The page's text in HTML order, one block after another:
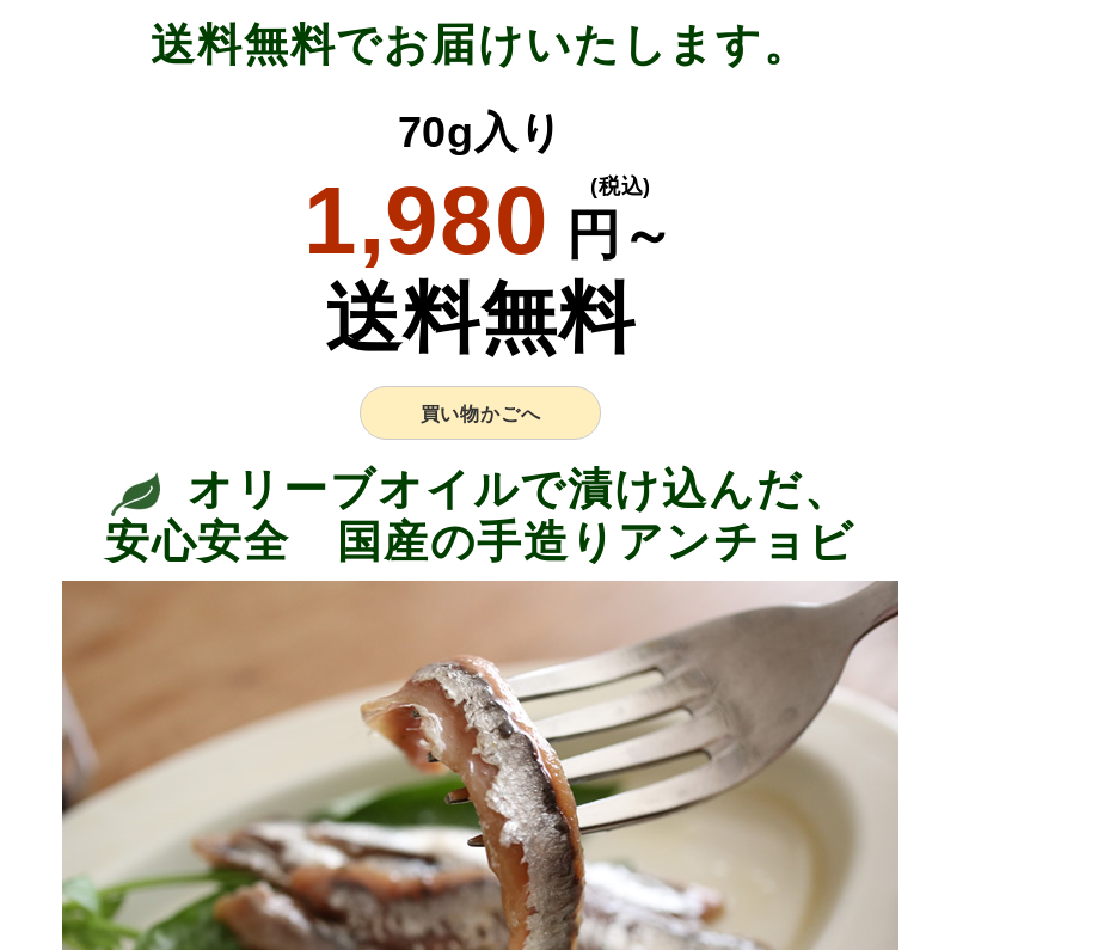
送料無料でお届けいたします。
70g入り
1,980 円～
(税込)
送料無料
買い物かごへ
オリーブオイルで漬け込んだ、
安心安全 国産の手造りアンチョビ